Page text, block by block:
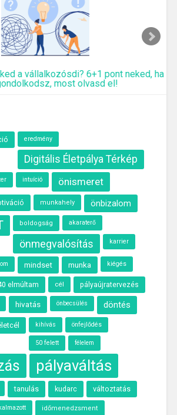
a vállalkozósdi? 6+1 pont neked, ha
most olvasd el!
eredmény
Digitális Életpálya Térkép
intuíció önismeret
munkahely önbizalom
boldogság akaraterő
önmegvalósítás karrier
mindset munka kiégés
elmúltam cél pályaújratervezés
hivatás önbecsülés
döntés
kihívás önfejlődés
50 felett félelem
pályaváltás
tanulás kudarc változtatás
időmenedzsment